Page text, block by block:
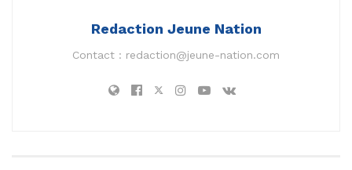
Redaction Jeune Nation
Contact : redaction@jeune-nation.com